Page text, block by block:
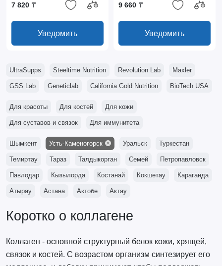
7 820 ₸
Уведомить
9 660 ₸
Уведомить
UltraSupps Steeltime Nutrition Revolution Lab Maxler
GSS Lab Geneticlab California Gold Nutrition BioTech USA
Для красоты Для костей Для кожи
Для суставов и связок Для иммунитета
Шымкент Усть-Каменогорск Уральск Туркестан
Темиртау Тараз Талдыкорган Семей Петропавловск
Павлодар Кызылорда Костанай Кокшетау Караганда
Атырау Астана Актобе Актау
Коротко о коллагене
Коллаген - основной структурный белок кожи, хрящей,
связок и костей. С возрастом организм синтезирует его